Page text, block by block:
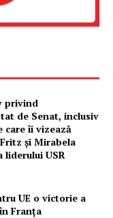
privind
de Senat, inclusiv
care îi vizează
și Mirabela
liderului USR
UE o victorie a
Franța